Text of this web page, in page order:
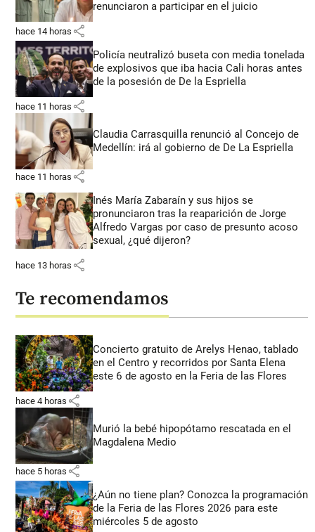
renunciaron a participar en el juicio
hace 14 horas share
Policía neutralizó buseta con media tonelada
de explosivos que iba hacia Cali horas antes
de la posesión de De la Espriella
hace 11 horas share
Claudia Carrasquilla renunció al Concejo de
Medellín: irá al gobierno de De La Espriella
hace 11 horas share
Inés María Zabaraín y sus hijos se
pronunciaron tras la reaparición de Jorge
Alfredo Vargas por caso de presunto acoso
sexual, ¿qué dijeron?
hace 13 horas share
Te recomendamos
Concierto gratuito de Arelys Henao, tablado
en el Centro y recorridos por Santa Elena
este 6 de agosto en la Feria de las Flores
hace 4 horas share
Murió la bebé hipopótamo rescatada en el
Magdalena Medio
hace 5 horas share
¿Aún no tiene plan? Conozca la programación
de la Feria de las Flores 2026 para este
miércoles 5 de agosto